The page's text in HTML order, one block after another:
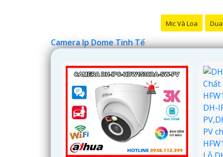
Mic Và Loa
Camera Ip Dome Tinh Tế